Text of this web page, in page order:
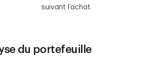
suivant l’achat.
du portefeuille